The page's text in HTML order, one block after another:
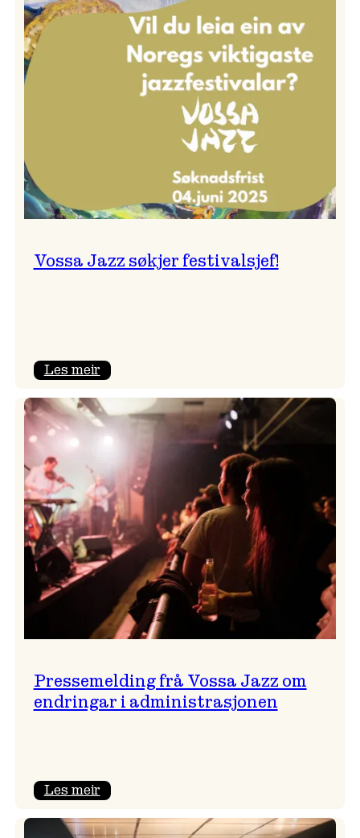
Vossa Jazz søkjer festivalsjef!
Les meir:
Jazz
søkjer
Pressemelding frå Vossa Jazz om
endringar i administrasjonen
Les meir:
frå